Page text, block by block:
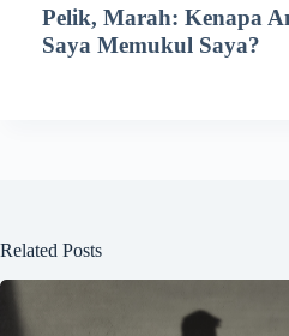
Related Posts